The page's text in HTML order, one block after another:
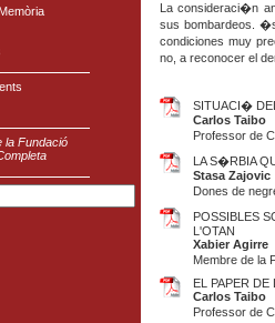
la Fundació
La consideraci�n
sus bombardeos.
condiciones muy
no, a reconocer el
SITUACI�
Carlos Taibo
Professor de
LA S�RBIA
Stasa Zajovic
Dones de
POSSIBLES
L'OTAN
Xabier Agirre
Membre de la
EL PAPER
Carlos Taibo
Professor de